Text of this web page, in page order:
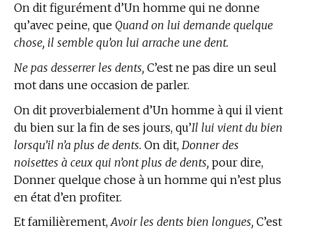
On dit figurément d’Un homme qui ne donne
qu’avec peine, que Quand on lui demande quelque
chose, il semble qu’on lui arrache une dent.
Ne pas desserrer les dents, C’est ne pas dire un seul
mot dans une occasion de parler.
On dit proverbialement d’Un homme à qui il vient
du bien sur la fin de ses jours, qu’Il lui vient du bien
lorsqu’il n’a plus de dents. On dit, Donner des
noisettes à ceux qui n’ont plus de dents, pour dire,
Donner quelque chose à un homme qui n’est plus
en état d’en profiter.
Et familièrement,Avoir les dents bien longues, C’est